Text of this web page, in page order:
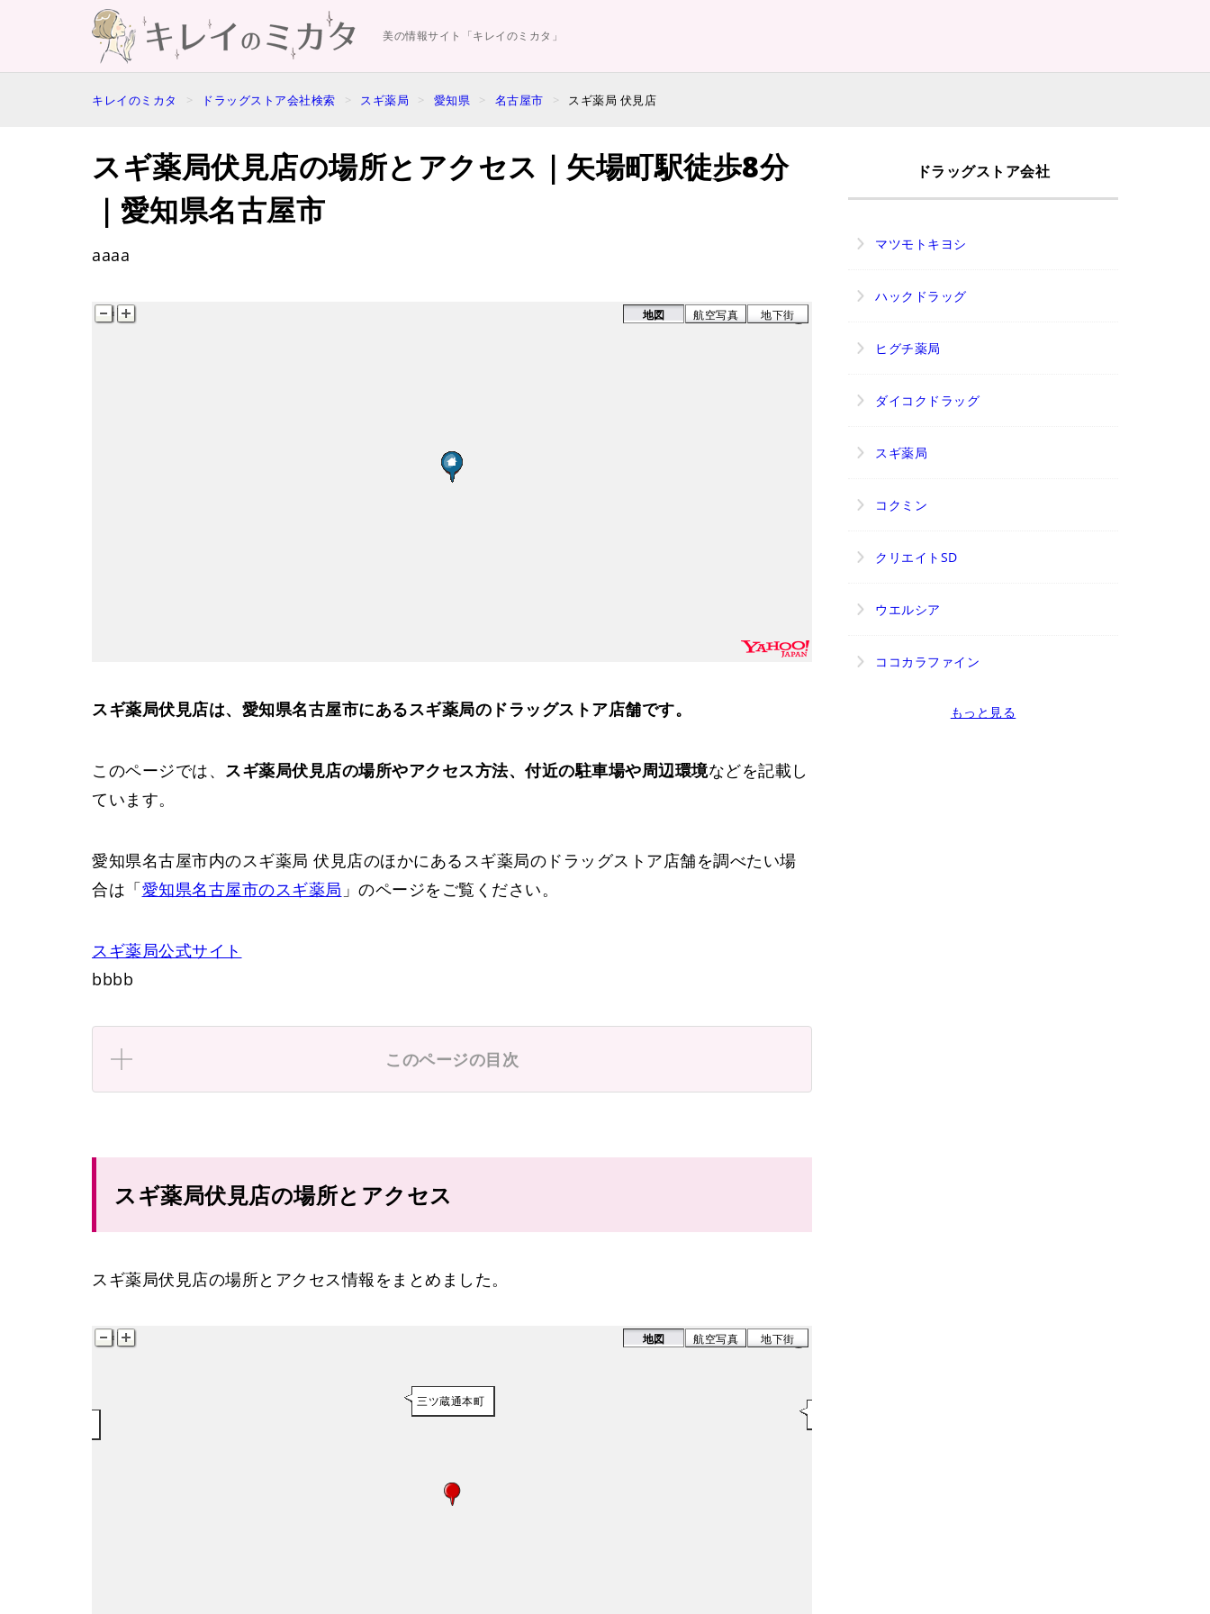
美の情報サイト「キレイのミカタ」
キレイのミカタ ドラッグストア会社検索 スギ薬局 愛知県 名古屋市 スギ薬局 伏見店
スギ薬局伏見店の場所とアクセス｜矢場町駅徒歩8分
｜愛知県名古屋市
aaaa
地図 航空写真 地下街
スギ薬局伏見店は、愛知県名古屋市にあるスギ薬局のドラッグストア店舗です。
このページでは、 スギ薬局伏見店の場所やアクセス方法、付近の駐車場や周辺環境などを記載し
ています。
愛知県名古屋市内のスギ薬局 伏見店のほかにあるスギ薬局のドラッグストア店舗を調べたい場
合は「愛知県名古屋市のスギ薬局 」のページをご覧ください。
スギ薬局公式サイト
bbbb
このページの目次
スギ薬局伏見店の場所とアクセス
スギ薬局伏見店の場所とアクセス情報をまとめました。
久屋大通駅
中部国際空港連絡鉄道(株)
三ツ蔵通本町
広小路本町
錦通本町
栄大津
地図 航空写真 地下街
ドラッグストア会社
マツモトキヨシ
ハックドラッグ
ヒグチ薬局
ダイコクドラッグ
スギ薬局
コクミン
クリエイトSD
ウエルシア
ココカラファイン
もっと見る